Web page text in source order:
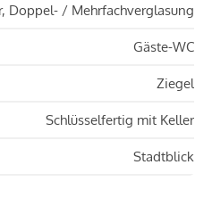
Doppel- / Mehrfachverglasung
Gäste-WC
Ziegel
Schlüsselfertig mit Keller
Stadtblick